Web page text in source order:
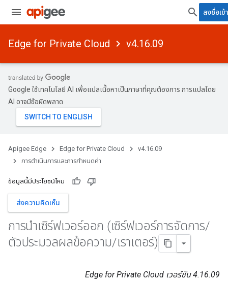
ลงชื่อเข้
Edge for Private Cloud v4.16.09
Google ใช้เทคโนโลยี AI เพื่อแปลเนื้อหาเป็นภาษาที่คุณต้องการ การแปลโดย
AI อาจมีข้อผิดพลาด
Apigee Edge Edge for Private Cloud
v4.16.09
การดําเนินการและการกําหนดค่า
ข้อมูลนี้มีประโยชน์ไหม
ส่งความคิดเห็น
การนําเซิร์ฟเวอร์ออก (เซิร์ฟเวอร์การจัดการ/
ตัวประมวลผลข้อความ/เราเตอร์)
Edge for Private Cloud เวอร์ชัน 4.16.09